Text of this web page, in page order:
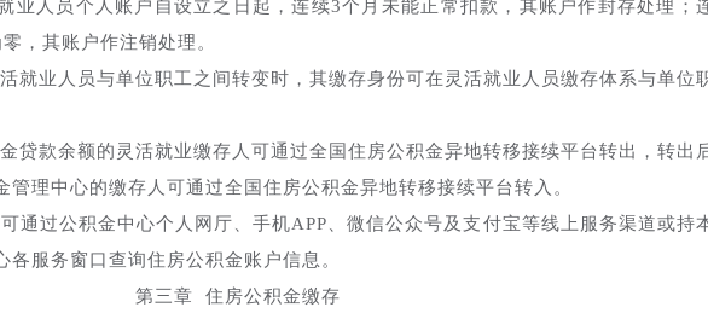
业人员个人账户自设立之日起，连续3个月未能正常扣款，其账户作封存处理；
，其账户作注销处理。
就业人员与单位职工之间转变时，其缴存身份可在灵活就业人员缴存体系与单位
贷款余额的灵活就业缴存人可通过全国住房公积金异地转移接续平台转出，转出
管理中心的缴存人可通过全国住房公积金异地转移接续平台转入。
通过公积金中心个人网厅、手机APP、微信公众号及支付宝等线上服务渠道或持
各服务窗口查询住房公积金账户信息。
第三章 住房公积金缴存